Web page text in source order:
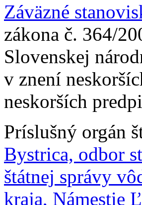
Záväzné
zákona č. 364/
Slovenskej
v znení
neskorších
Príslušný orgán
Bystrica, odbor
štátnej správy
kraja, Námestie